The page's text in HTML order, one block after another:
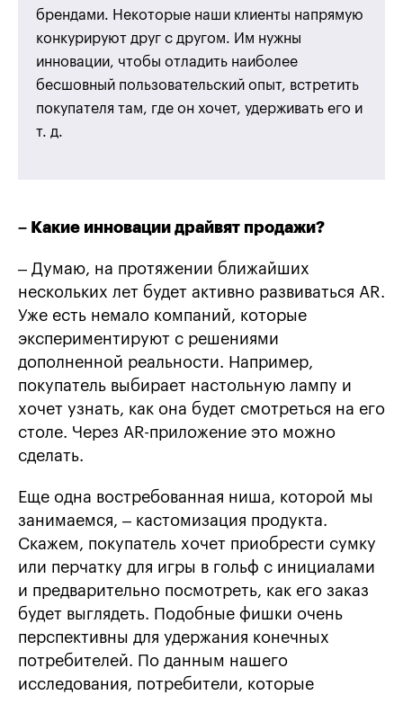
брендами. Некоторые наши клиенты напрямую
конкурируют друг с другом. Им нужны
инновации, чтобы отладить наиболее
бесшовный пользовательский опыт, встретить
покупателя там, где он хочет, удерживать его и
т. д.
– Какие инновации драйвят продажи?
– Думаю, на протяжении ближайших
нескольких лет будет активно развиваться AR.
Уже есть немало компаний, которые
экспериментируют с решениями
дополненной реальности. Например,
покупатель выбирает настольную лампу и
хочет узнать, как она будет смотреться на его
столе. Через AR-приложение это можно
сделать.
Еще одна востребованная ниша, которой мы
занимаемся, – кастомизация продукта.
Скажем, покупатель хочет приобрести сумку
или перчатку для игры в гольф с инициалами
и предварительно посмотреть, как его заказ
будет выглядеть. Подобные фишки очень
перспективны для удержания конечных
потребителей. По данным нашего
исследования, потребители, которые